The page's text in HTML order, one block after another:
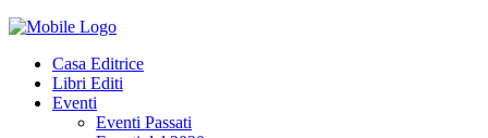
Casa Editrice
Libri Editi
Eventi
Eventi Passati